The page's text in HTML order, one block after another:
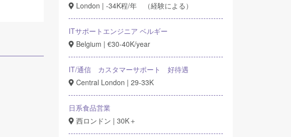
London | -34K程/年 （経験による）
ITサポートエンジニア ベルギー
Belgium | €30-40K/year
IT/通信 カスタマーサポート 好待遇
Central London | 29-33K
日系食品営業
西ロンドン | 30K＋